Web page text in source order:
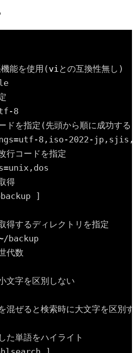
能を使用( vi との互換性無し)
8
ドを指定(先頭から順に成功する
8,iso-2022-
行コードを指定
得
]
得するディレクトリを指定
/backup
代数
文字を区別しない
混ぜると検索時に大文字を区別す
た単語をハイライト